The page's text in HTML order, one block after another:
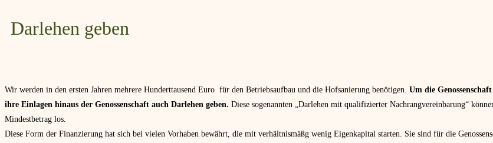
Darlehen geben
Wir werden in den ersten Jahren mehrere Hunderttausend Euro für den Betriebsaufbau und die Hofsanierung benötigen. Um die
ihre Einlagen hinaus der Genossenschaft auch Darlehen geben. Diese sogenannten „Darlehen mit qualifizierter Nachrangvereinbarung“
Mindestbetrag los.
Diese Form der Finanzierung hat sich bei vielen Vorhaben bewährt, die mit verhältnismäßg wenig Eigenkapital starten. Sie sind für die